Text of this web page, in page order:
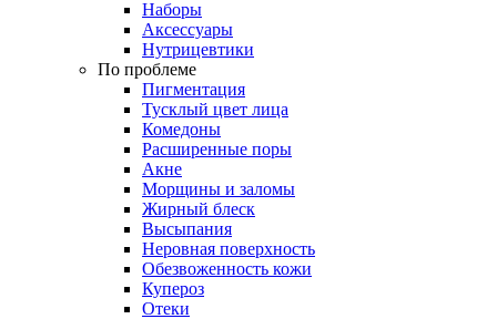
Наборы
Аксессуары
Нутрицевтики
По проблеме
Пигментация
Тусклый цвет лица
Комедоны
Расширенные поры
Акне
Морщины и заломы
Жирный блеск
Высыпания
Неровная поверхность
Обезвоженность кожи
Купероз
Отеки